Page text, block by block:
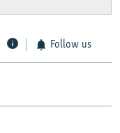
Follow us